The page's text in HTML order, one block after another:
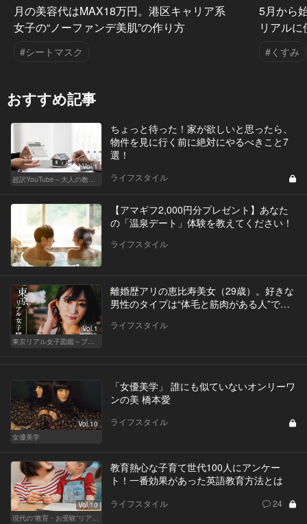
月の美容代はMAX18万円。港区キャリア系
女子の“ノーファンデ美肌”の作り方
#シートマスク
5月から
リアル
#くすみ
おすすめ記事
Vol.1
超訳YouTube～大人の教養講座～
ちょっと待った！家が欲しいと思ったら、
物件を見に行く前に絶対にやるべきこと7
選！
ライフスタイル
【アマギフ2,000円分プレゼント】あなた
の「温泉デート」体験を教えてください！
ライフスタイル
Vol.1
東京リアル女子図鑑～プロローグ編～
離婚歴アリの恵比寿美女（29歳）。好きな
男性のタイプは“体毛と筋肉がある人”で…
ライフスタイル
Vol.10
女優美学
「女優美学」 誰にも似ていないオンリーワ
ンの美 橋本愛
ライフスタイル
Vol.10
現代の“教育・お受験”リアルドキュメント
教育熱心な子育て世代100人にアンケー
ト！一番効果があった英語教育方法とは
ライフスタイル 24